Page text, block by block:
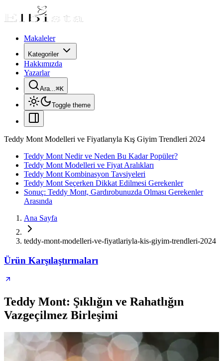
Makaleler
Kategoriler
Hakkımızda
Yazarlar
Ara...⌘K
Toggle theme
Teddy Mont Modelleri ve Fiyatlarıyla Kış Giyim Trendleri 2024
Teddy Mont Nedir ve Neden Bu Kadar Popüler?
Teddy Mont Modelleri ve Fiyat Aralıkları
Teddy Mont Kombinasyon Tavsiyeleri
Teddy Mont Seçerken Dikkat Edilmesi Gerekenler
Sonuç: Teddy Mont, Gardırobunuzda Olması Gerekenler
Arasında
Ana Sayfa
teddy-mont-modelleri-ve-fiyatlariyla-kis-giyim-trendleri-2024
Ürün Karşılaştırmaları
Teddy Mont: Şıklığın ve Rahatlığın
Vazgeçilmez Birleşimi